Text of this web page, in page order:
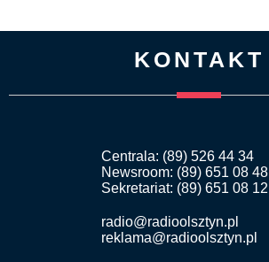
KONTAKT
Centrala: (89) 526 44 34
Newsroom: (89) 651 08 48
Sekretariat: (89) 651 08 12
radio@radioolsztyn.pl
reklama@radioolsztyn.pl